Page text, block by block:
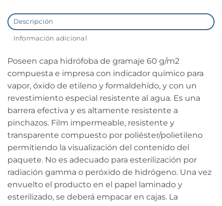
Descripción
Información adicional
Poseen capa hidrófoba de gramaje 60 g/m2
compuesta e impresa con indicador químico para
vapor, óxido de etileno y formaldehído, y con un
revestimiento especial resistente al agua. Es una
barrera efectiva y es altamente resistente a
pinchazos. Film impermeable, resistente y
transparente compuesto por poliéster/polietileno
permitiendo la visualización del contenido del
paquete. No es adecuado para esterilización por
radiación gamma o peróxido de hidrógeno. Una vez
envuelto el producto en el papel laminado y
esterilizado, se deberá empacar en cajas. La